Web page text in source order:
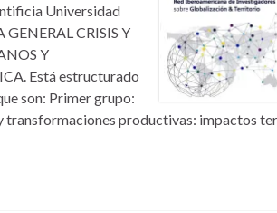
Universidad
CRISIS Y
Y
Está estructurado
son: Primer grupo:
productivas: impactos